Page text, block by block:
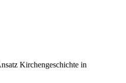
Kirchengeschichte in